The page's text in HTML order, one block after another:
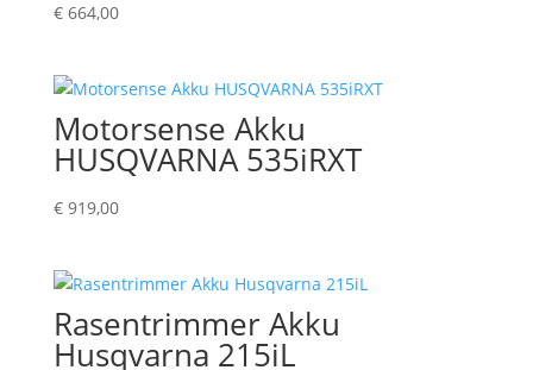
€664,00
Motorsense Akku
HUSQVARNA 535iRXT
€919,00
Rasentrimmer Akku
Husqvarna 215iL